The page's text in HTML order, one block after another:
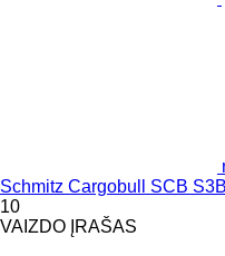
Schmitz Cargobull SCB
10
VAIZDO ĮRAŠAS